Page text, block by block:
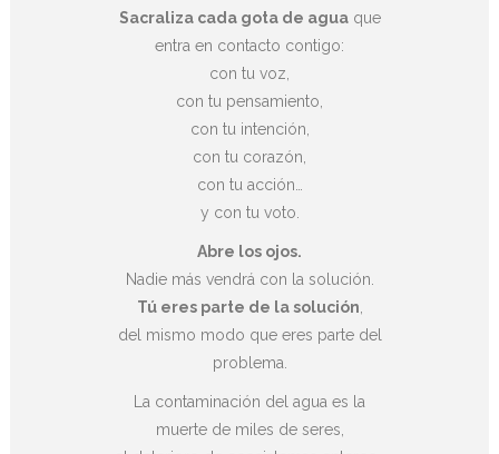
Sacraliza cada gota de aguaque
entra en contacto contigo:
con tu voz,
con tu pensamiento,
con tu intención,
con tu corazón,
con tu acción…
y con tu voto.
Abre los ojos.
Nadie más vendrá con la solución.
Tú eres parte de la solución
del mismo modo que eres parte del
problema.
La contaminación del agua es la
muerte de miles de seres,